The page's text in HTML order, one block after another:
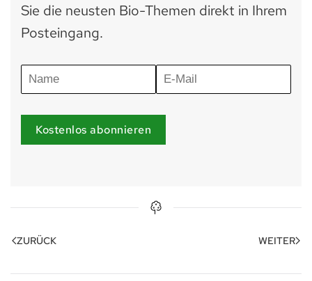
Sie die neusten Bio-Themen direkt in Ihrem
Posteingang.
Kostenlos abonnieren
ZURÜCK WEITER